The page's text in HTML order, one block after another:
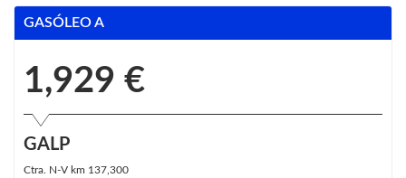
GASÓLEO A
1,929 €
GALP
Ctra. N-V km 137,300